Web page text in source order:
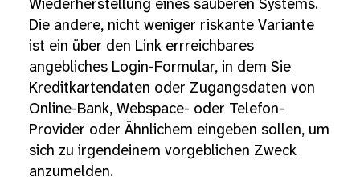
Die andere, nicht weniger riskante Variante
ist ein über den Link errreichbares
angebliches Login-Formular, in dem Sie
Kreditkartendaten oder Zugangsdaten von
Online-Bank, Webspace- oder Telefon-
Provider oder Ähnlichem eingeben sollen, um
sich zu irgendeinem vorgeblichen Zweck
anzumelden.